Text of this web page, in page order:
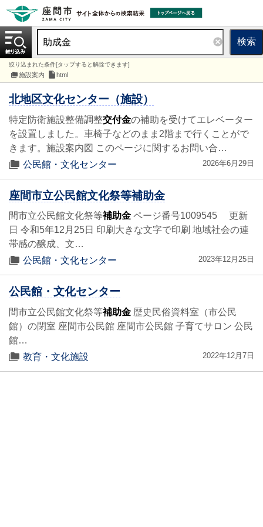
検索
絞り込まれた条件[タップすると解除できます]
施設案内 html
北地区文化センター（施設）
特定防衛施設整備調整交付金の補助を受けてエレベーター
を設置しました。車椅子などのまま2階まで行くことがで
きます。施設案内図 このページに関するお問い合…
公民館・文化センター
2026年6月29日
座間市立公民館文化祭等補助金
間市立公民館文化祭等補助金 ページ番号1009545 更新
日 令和5年12月25日 印刷大きな文字で印刷 地域社会の連
帯感の醸成、文…
公民館・文化センター
2023年12月25日
公民館・文化センター
間市立公民館文化祭等補助金 歴史民俗資料室（市公民
館）の閉室 座間市公民館 座間市公民館 子育てサロン 公民
館…
教育・文化施設
2022年12月7日